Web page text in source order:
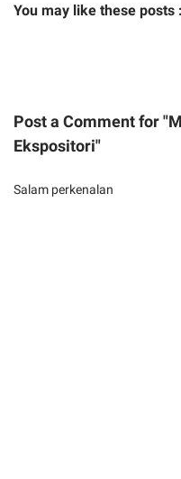
You may like these posts :
Post a Comment for
Ekspositori"
Salam perkenalan